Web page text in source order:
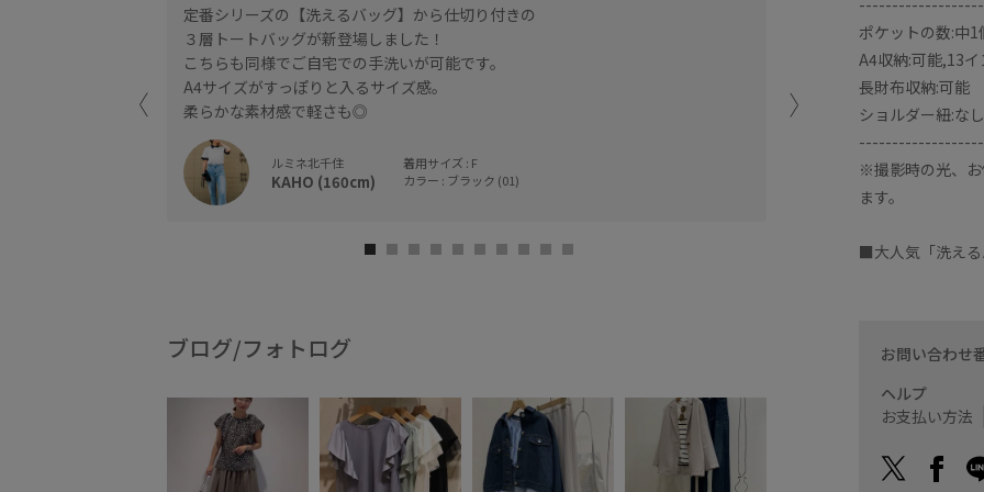
定番シリーズの【洗えるバッグ】から仕切り付きの
３層トートバッグが新登場しました！
こちらも同様でご自宅での手洗いが可能です。
A4サイズがすっぽりと入るサイズ感。
柔らかな素材感で軽さも◎
ルミネ北千住
KAHO (160cm)
着用サイズ : F
カラー : ブラック (01)
A4サイズ対応で荷物もたっ
3層になっており荷物の整
横浜ランドマーク
ブログ/フォトログ
ポケットの数:中1
A4収納:可能,13
長財布収納:可能
ショルダー紐:なし
※撮影時の光、お
ます。
■大人気「洗え
お問い合わせ
ヘルプ
お支払い方法